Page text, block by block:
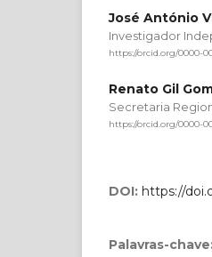
José António
Investigador
https://orcid.org/0000-
Renato Gil
Secretaria
https://orcid.org/0000-
DOI: https://
Palavras-